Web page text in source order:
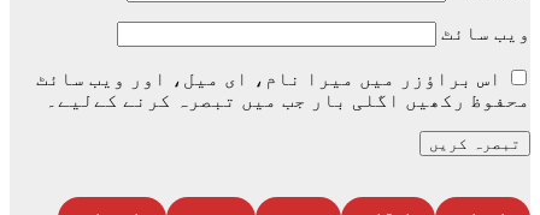
ویب‌ سائٹ
اس براؤزر میں میرا نام، ای میل، اور ویب سائٹ
محفوظ رکھیں اگلی بار جب میں تبصرہ کرنے کےلیے۔